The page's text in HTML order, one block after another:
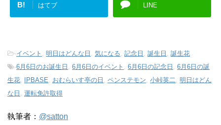
B! はてブ LINE
-イベント 明日はどんな日 気になる 記念日 誕生日
誕生花
-6月6日のお誕生日 6月6日のイベント 6月6日の記念日
6月6日の誕
生花
IPBASE おむらいす亭の日 ペンステモン 小峠英二
明日はどん
な日
運転免許取得
執筆者： @satton